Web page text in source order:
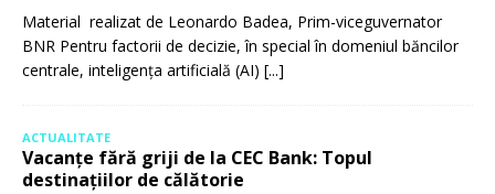
Material realizat de Leonardo Badea, Prim-viceguvernator
BNR Pentru factorii de decizie, în special în domeniul băncilor
centrale, inteligența artificială (AI) [...]
ACTUALITATE
Vacanțe fără griji de la CEC Bank: Topul
destinațiilor de călătorie